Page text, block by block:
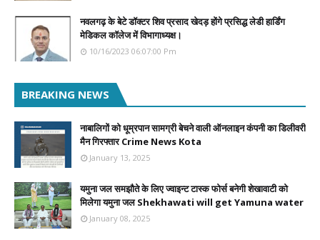
नवलगढ़ के बेटे डॉक्टर शिव प्रसाद खेदड़ होंगे प्रसिद्ध लेडी हार्डिंग
मेडिकल कॉलेज में विभागाध्यक्ष।
10/16/2023 06:07:00 Pm
BREAKING NEWS
नाबालिगों को धूम्रपान सामग्री बेचने वाली ऑनलाइन कंपनी का डिलीवरी
मैन गिरफ्तार Crime News Kota
January 13, 2025
यमुना जल समझौते के लिए ज्वाइन्ट टास्क फोर्स बनेगी शेखावाटी को
मिलेगा यमुना जल Shekhawati will get Yamuna water
January 08, 2025